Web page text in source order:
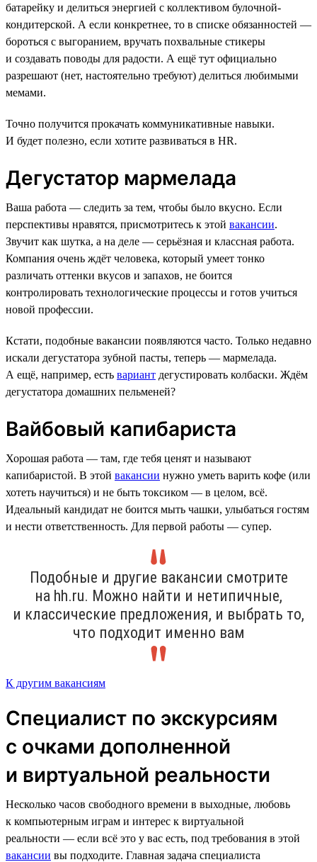
батарейку и делиться энергией с коллективом булочной-
кондитерской. А если конкретнее, то в списке обязанностей —
бороться с выгоранием, вручать похвальные стикеры
и создавать поводы для радости. А ещё тут официально
разрешают (нет, настоятельно требуют) делиться любимыми
мемами.
Точно получится прокачать коммуникативные навыки.
И будет полезно, если хотите развиваться в HR.
Дегустатор мармелада
Ваша работа — следить за тем, чтобы было вкусно. Если
перспективы нравятся, присмотритесь к этой вакансии.
Звучит как шутка, а на деле — серьёзная и классная работа.
Компания очень ждёт человека, который умеет тонко
различать оттенки вкусов и запахов, не боится
контролировать технологические процессы и готов учиться
новой профессии.
Кстати, подобные вакансии появляются часто. Только недавно
искали дегустатора зубной пасты, теперь — мармелада.
А ещё, например, есть вариант дегустировать колбаски. Ждём
дегустатора домашних пельменей?
Вайбовый капибариста
Хорошая работа — там, где тебя ценят и называют
капибаристой. В этой вакансии нужно уметь варить кофе (или
хотеть научиться) и не быть токсиком — в целом, всё.
Идеальный кандидат не боится мыть чашки, улыбаться гостям
и нести ответственность. Для первой работы — супер.
Подобные и другие вакансии смотрите
на hh.ru. Можно найти и нетипичные,
и классические предложения, и выбрать то,
что подходит именно вам
К другим вакансиям
Специалист по экскурсиям
с очками дополненной
и виртуальной реальности
Несколько часов свободного времени в выходные, любовь
к компьютерным играм и интерес к виртуальной
реальности — если всё это у вас есть, под требования в этой
вакансии вы подходите. Главная задача специалиста